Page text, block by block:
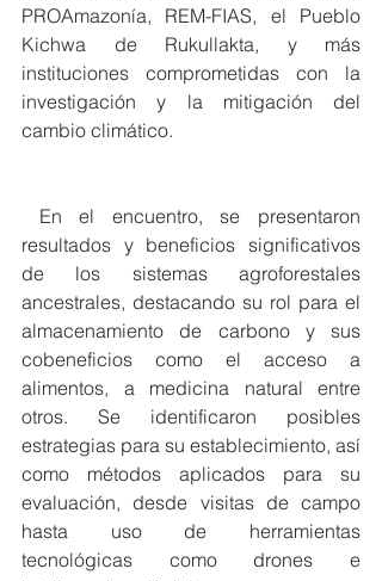
PROAmazonía, REM-FIAS, el Pueblo
Kichwa de Rukullakta, y más
instituciones comprometidas con la
investigación y la mitigación del
cambio climático.
En el encuentro, se presentaron
resultados y beneficios significativos
de los sistemas agroforestales
ancestrales, destacando su rol para el
almacenamiento de carbono y sus
cobeneficios como el acceso a
alimentos, a medicina natural entre
otros. Se identificaron posibles
estrategias para su establecimiento, así
como métodos aplicados para su
evaluación, desde visitas de campo
hasta uso de herramientas
tecnológicas como drones e